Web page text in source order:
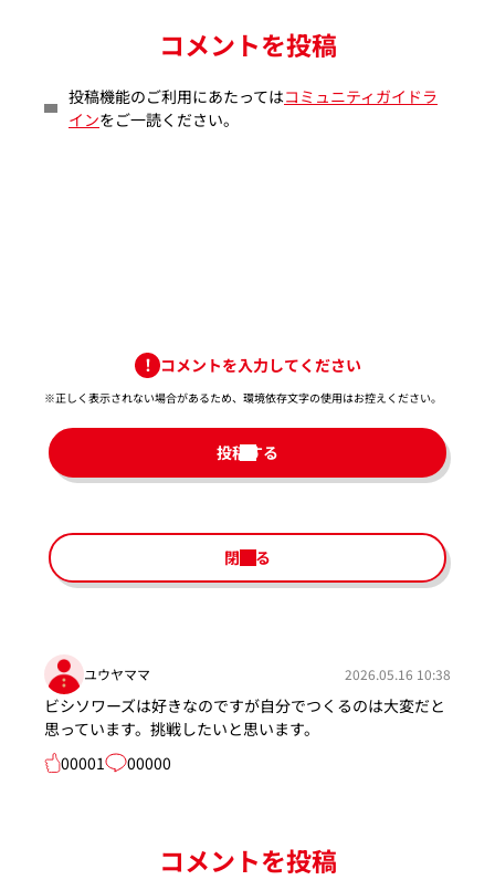
コメントを投稿
投稿機能のご利用にあたってはコミュニティガイドラ
インをご一読ください。
コメントを入力してください
※正しく表示されない場合があるため、環境依存文字の使用はお控えください。​
投稿する
閉じる
ユウヤママ 2026.05.16 10:38
ビシソワーズは好きなのですが自分でつくるのは大変だと
思っています。挑戦したいと思います。
00001
00000
コメントを投稿